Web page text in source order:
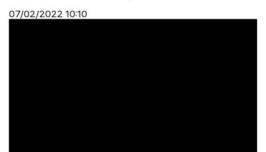
07/02/2022 10:10